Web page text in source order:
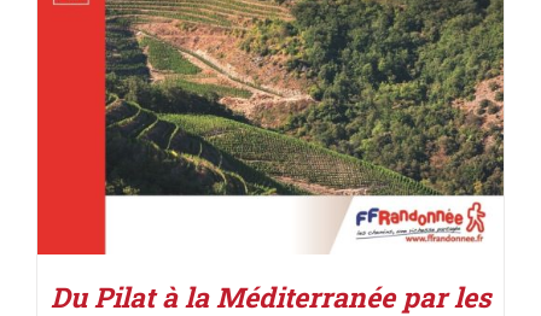
Du Pilat à la Méditerranée par les